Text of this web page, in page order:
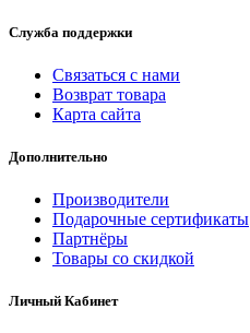
Служба поддержки
Связаться с нами
Возврат товара
Карта сайта
Дополнительно
Производители
Подарочные сертификаты
Партнёры
Товары со скидкой
Личный Кабинет